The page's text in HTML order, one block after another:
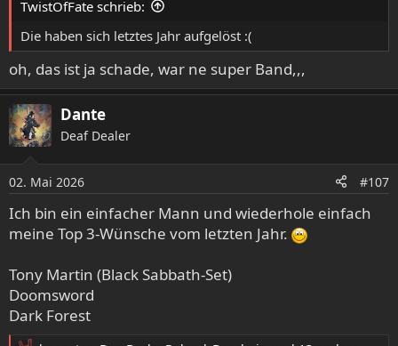
TwistOfFate schrieb:
Die haben sich letztes Jahr aufgelöst :(
oh, das ist ja schade, war ne super Band,,,
Dante
Deaf Dealer
02. Mai 2026 #107
Ich bin ein einfacher Mann und wiederhole einfach
meine Top 3-Wünsche vom letzten Jahr.
Tony Martin (Black Sabbath-Set)
Doomsword
Dark Forest